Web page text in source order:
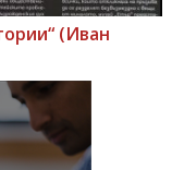
(Иван